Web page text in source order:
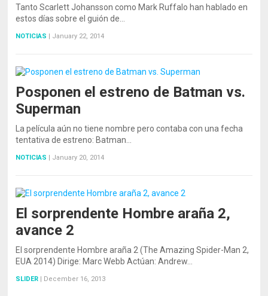
Tanto Scarlett Johansson como Mark Ruffalo han hablado en
estos días sobre el guión de…
NOTICIAS | January 22, 2014
Posponen el estreno de Batman vs.
Superman
La película aún no tiene nombre pero contaba con una fecha
tentativa de estreno: Batman…
NOTICIAS | January 20, 2014
El sorprendente Hombre araña 2,
avance 2
El sorprendente Hombre araña 2 (The Amazing Spider-Man 2,
EUA 2014) Dirige: Marc Webb Actúan: Andrew…
SLIDER | December 16, 2013